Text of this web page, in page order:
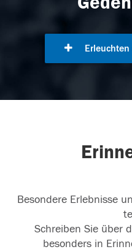
Besondere Erlebnisse
Schreiben Sie über
besonders in